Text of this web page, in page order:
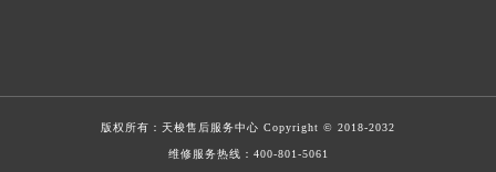
版权所有： 天梭售后服务中心 Copyright © 2018-2032
维修服务热线： 400-801-5061